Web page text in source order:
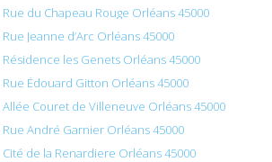
du Chapeau Rouge Orléans 45000
Jeanne d’Arc Orléans 45000
les Genets Orléans 45000
Édouard Gitton Orléans 45000
Couret de Villeneuve Orléans 45000
André Garnier Orléans 45000
de la Renardiere Orléans 45000